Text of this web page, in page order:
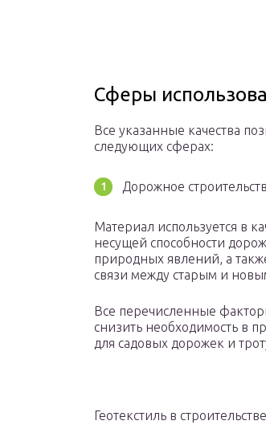
Сферы
Все указанные качества
следующих сферах:
Дорожное
Материал используется в
несущей способности
природных явлений, а
связи между старым и
Все перечисленные
снизить необходимость в
для садовых дорожек и
Геотекстиль в